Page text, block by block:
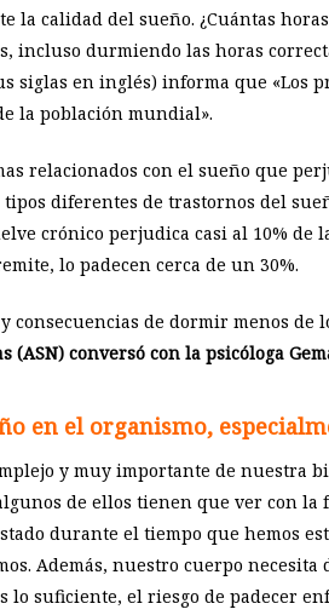
la calidad del sueño. ¿Cuántas
incluso durmiendo las horas
siglas en inglés) informa que
la población mundial».
relacionados con el sueño que
tipos diferentes de trastornos del
crónico perjudica casi al 10%
lo padecen cerca de un 30%.
consecuencias de dormir menos
(ASN) conversó con la psicóloga
en el organismo,
y muy importante de nuestra
de ellos tienen que ver con la
durante el tiempo que hemos
Además, nuestro cuerpo
lo suficiente, el riesgo de padecer